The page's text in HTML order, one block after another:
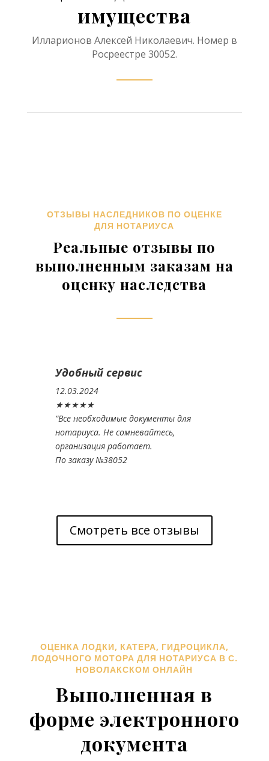
имущества
Илларионов Алексей Николаевич. Номер в
Росреестре 30052.
ОТЗЫВЫ НАСЛЕДНИКОВ ПО ОЦЕНКЕ
ДЛЯ НОТАРИУСА
Реальные отзывы по
выполненным заказам на
оценку наследства
Удобный сервис
12.03.2024
★★★★★
“Все необходимые документы для
нотариуса. Не сомневайтесь,
организация работает.
По заказу №38052
Смотреть все отзывы
ОЦЕНКА ЛОДКИ, КАТЕРА, ГИДРОЦИКЛА,
ЛОДОЧНОГО МОТОРА ДЛЯ НОТАРИУСА В С.
НОВОЛАКСКОМ ОНЛАЙН
Выполненная в
форме электронного
документа